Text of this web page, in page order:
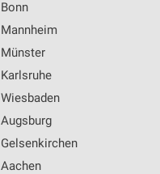
Bonn
Mannheim
Münster
Karlsruhe
Wiesbaden
Augsburg
Gelsenkirchen
Aachen